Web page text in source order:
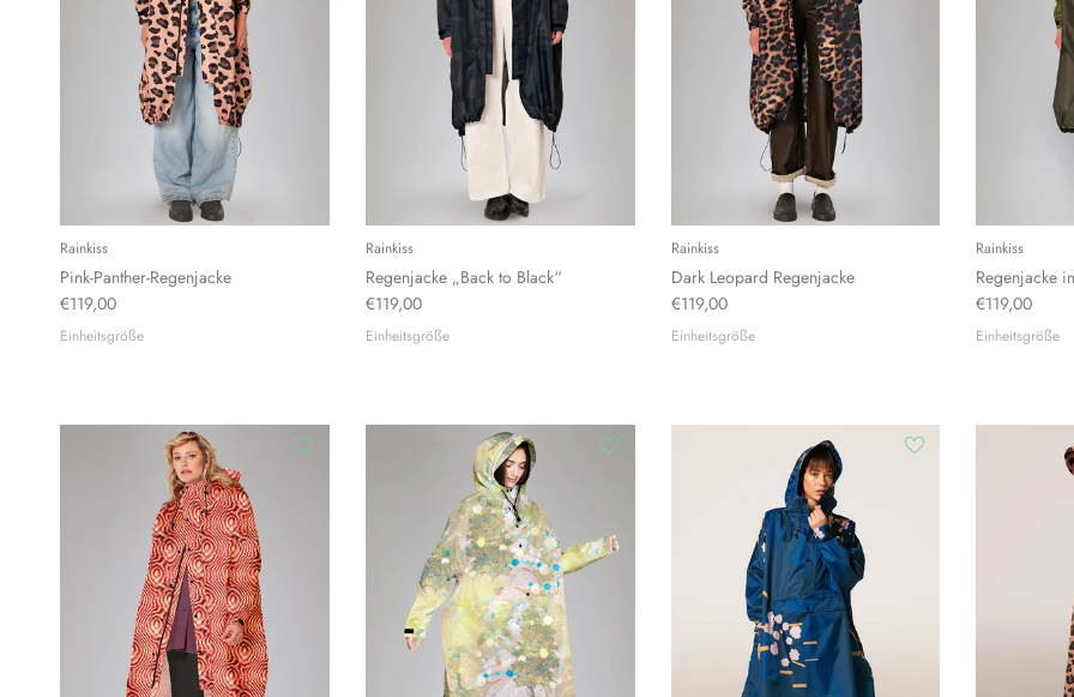
Rainkiss
Pink-Panther-Regenjacke
€119,00
Einheitsgröße
Rainkiss
Regenjacke „Back to Black“
€119,00
Einheitsgröße
Rainkiss
Dark Leopard Regenjacke
€119,00
Einheitsgröße
Rainkiss
Regenjacke
€119,00
Einheitsgröße